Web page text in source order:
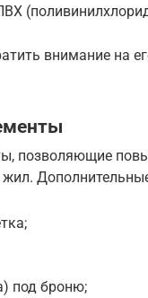
внимание на
позволяющие
под броню;